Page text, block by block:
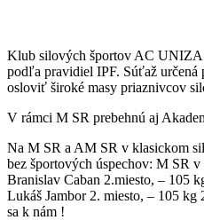
Klub silových športov AC UNIZA
podľa pravidiel IPF. Súťaž určená
osloviť široké masy priaznivcov
V rámci M SR prebehnú aj
Na M SR a AM SR v klasickom
bez športových úspechov: M SR
Branislav Caban 2.miesto, – 105
Lukáš Jambor 2. miesto, – 105
sa k nám !